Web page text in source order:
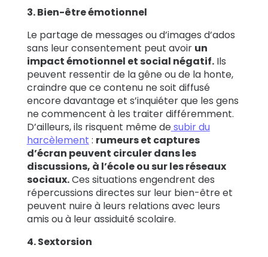
3. Bien-être émotionnel
Le partage de messages ou d’images d’ados
sans leur consentement peut avoir un
impact émotionnel et social négatif.Ils
peuvent ressentir de la gêne ou de la honte,
craindre que ce contenu ne soit diffusé
encore davantage et s’inquiéter que les gens
ne commencent à les traiter différemment.
D’ailleurs, ils risquent même desubir du
harcèlement : rumeurs et captures
d’écran peuvent circuler dans les
discussions, à l’école ou sur les réseaux
sociaux.Ces situations engendrent des
répercussions directes sur leur bien-être et
peuvent nuire à leurs relations avec leurs
amis ou à leur assiduité scolaire.
4. Sextorsion